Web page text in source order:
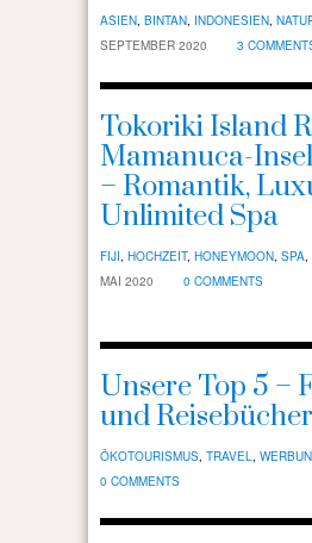
ASIEN, BINTAN, INDONESIEN,
SEPTEMBER 2020
3
Tokoriki Island
Mamanuca-
– Romantik,
Unlimited Spa
FIJI, HOCHZEIT, HONEYMOON, SPA,
MAI 2020
0 COMMENTS
Unsere Top 5 –
und Reisebücher
ÖKOTOURISMUS, TRAVEL,
0 COMMENTS